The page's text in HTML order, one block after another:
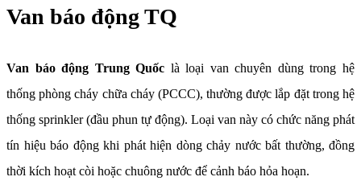
Van báo động TQ
Van báo động Trung Quốc là loại van chuyên dùng trong hệ
thống phòng cháy chữa cháy (PCCC), thường được lắp đặt trong hệ
thống sprinkler (đầu phun tự động). Loại van này có chức năng phát
tín hiệu báo động khi phát hiện dòng chảy nước bất thường, đồng
thời kích hoạt còi hoặc chuông nước để cảnh báo hỏa hoạn.